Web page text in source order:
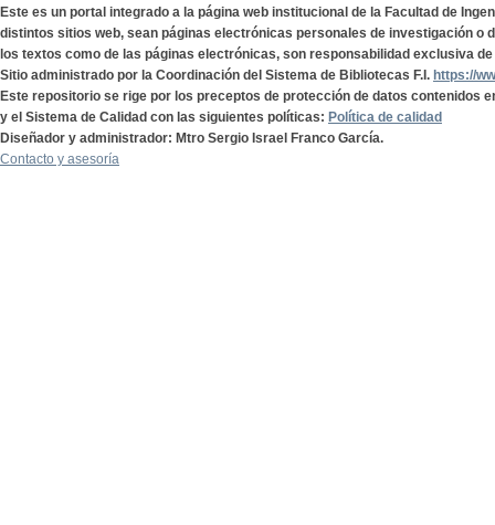
Este es un portal integrado a la página web institucional de la Facultad de
distintos sitios web, sean páginas electrónicas personales de investigación o
los textos como de las páginas electrónicas, son responsabilidad exclusiva
Sitio administrado por la Coordinación del Sistema de Bibliotecas F.I. https://
Este repositorio se rige por los preceptos de protección de datos contenidos
y el Sistema de Calidad con las siguientes políticas: Política de calidad
Diseñador y administrador: Mtro Sergio Israel Franco García.
Contacto y asesoría